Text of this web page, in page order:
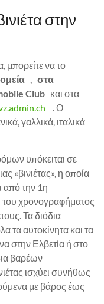
στην
μπορείτε να το
,στα
Club και στα
. Ο
γαλλικά, ιταλικά
υπόκειται σε
«βινιέτας», η οποία
από την 1η
του χρονογραφήματος
Τα διόδια
τα αυτοκίνητα και τα
στην Ελβετία ή στο
βαρέων
ισχύει συνήθως
με βάρος έως